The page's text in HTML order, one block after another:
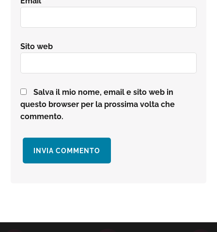
Sito web
Salva il mio nome, email e sito web in
questo browser per la prossima volta che
commento.